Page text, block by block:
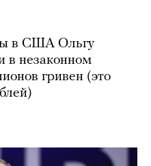
в США Ольгу
в незаконном
гривен (это